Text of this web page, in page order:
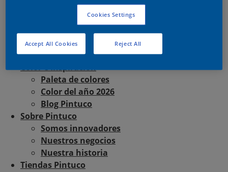
Soluciones Industriales
A la medida
Descubre nuestros productos
Colores de pintura en polvo
Automotriz
Color e Inspiración
Paleta de colores
Color del año 2026
Blog Pintuco
Sobre Pintuco
Somos innovadores
Nuestros negocios
Nuestra historia
Tiendas Pintuco
Cookies Settings
Reject All
Accept All Cookies